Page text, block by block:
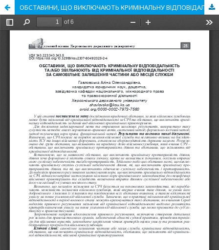
ОБСТАВИНИ, ЩО ВИКЛЮЧАЮТЬ КРИМІНАЛЬНУ ВІДПОВІДАЛЬНІСТЬ ТА/АБО ЗВІЛЬНЮЮТЬ ВІД КРИМІНАЛЬНОЇ ВІДПОВІДАЛЬНОСТІ ЗА САМОВІЛЬНЕ ЗАЛИШЕННЯ ЧАСТИНИ АБО МІСЦЯ СЛУЖБИ